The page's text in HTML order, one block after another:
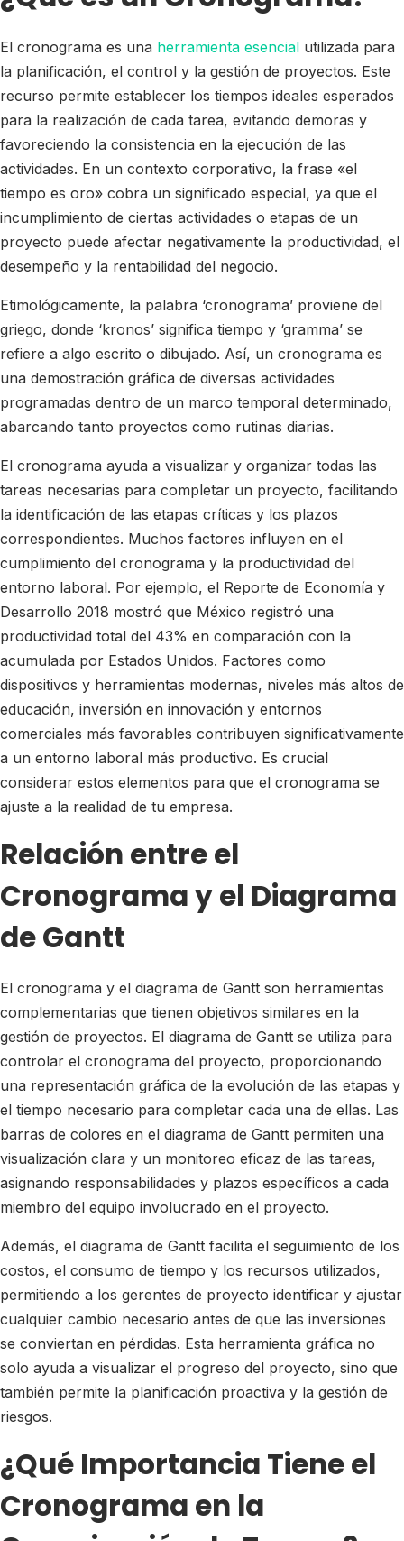
El cronograma es una herramienta esencial utilizada para
la planificación, el control y la gestión de proyectos. Este
recurso permite establecer los tiempos ideales esperados
para la realización de cada tarea, evitando demoras y
favoreciendo la consistencia en la ejecución de las
actividades. En un contexto corporativo, la frase «el
tiempo es oro» cobra un significado especial, ya que el
incumplimiento de ciertas actividades o etapas de un
proyecto puede afectar negativamente la productividad, el
desempeño y la rentabilidad del negocio.
Etimológicamente, la palabra ‘cronograma’ proviene del
griego, donde ‘kronos’ significa tiempo y ‘gramma’ se
refiere a algo escrito o dibujado. Así, un cronograma es
una demostración gráfica de diversas actividades
programadas dentro de un marco temporal determinado,
abarcando tanto proyectos como rutinas diarias.
El cronograma ayuda a visualizar y organizar todas las
tareas necesarias para completar un proyecto, facilitando
la identificación de las etapas críticas y los plazos
correspondientes. Muchos factores influyen en el
cumplimiento del cronograma y la productividad del
entorno laboral. Por ejemplo, el Reporte de Economía y
Desarrollo 2018 mostró que México registró una
productividad total del 43% en comparación con la
acumulada por Estados Unidos. Factores como
dispositivos y herramientas modernas, niveles más altos de
educación, inversión en innovación y entornos
comerciales más favorables contribuyen significativamente
a un entorno laboral más productivo. Es crucial
considerar estos elementos para que el cronograma se
ajuste a la realidad de tu empresa.
Relación entre el
Cronograma y el Diagrama
de Gantt
El cronograma y el diagrama de Gantt son herramientas
complementarias que tienen objetivos similares en la
gestión de proyectos. El diagrama de Gantt se utiliza para
controlar el cronograma del proyecto, proporcionando
una representación gráfica de la evolución de las etapas y
el tiempo necesario para completar cada una de ellas. Las
barras de colores en el diagrama de Gantt permiten una
visualización clara y un monitoreo eficaz de las tareas,
asignando responsabilidades y plazos específicos a cada
miembro del equipo involucrado en el proyecto.
Además, el diagrama de Gantt facilita el seguimiento de los
costos, el consumo de tiempo y los recursos utilizados,
permitiendo a los gerentes de proyecto identificar y ajustar
cualquier cambio necesario antes de que las inversiones
se conviertan en pérdidas. Esta herramienta gráfica no
solo ayuda a visualizar el progreso del proyecto, sino que
también permite la planificación proactiva y la gestión de
riesgos.
¿Qué Importancia Tiene el
Cronograma en la